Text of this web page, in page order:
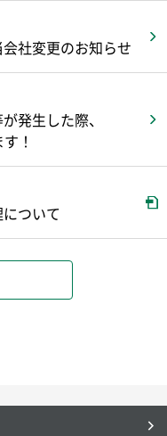
社変更のお知らせ
発生した際、
！
ついて